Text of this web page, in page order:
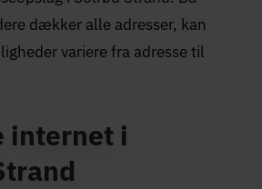
dækker alle adresser, kan
variere fra adresse til
internet i